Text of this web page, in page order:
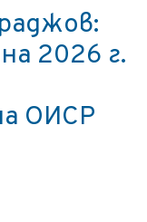
2026 г.
ОИСР